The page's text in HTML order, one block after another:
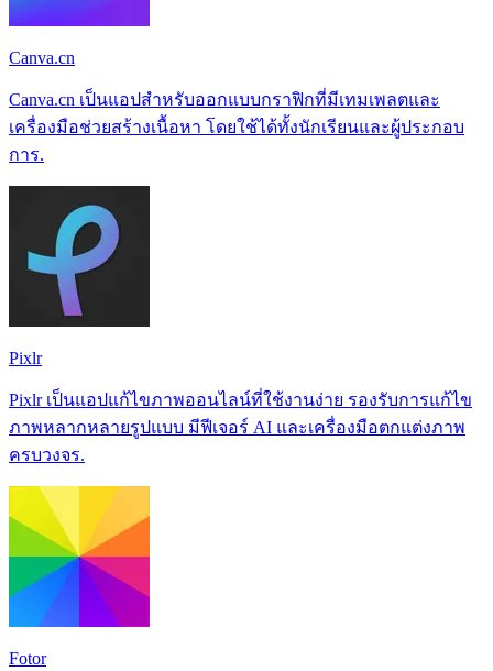
Canva.cn
Canva.cn เป็นแอปสำหรับออกแบบกราฟิกที่มีเทมเพลตและ
เครื่องมือช่วยสร้างเนื้อหา โดยใช้ได้ทั้งนักเรียนและผู้ประกอบ
การ.
Pixlr
Pixlr เป็นแอปแก้ไขภาพออนไลน์ที่ใช้งานง่าย รองรับการแก้ไข
ภาพหลากหลายรูปแบบ มีฟีเจอร์ AI และเครื่องมือตกแต่งภาพ
ครบวงจร.
Fotor